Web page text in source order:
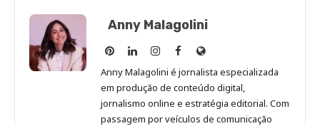
Anny Malagolini
Anny
Malagolini
no
Pinterest
Anny
Malagolini
no
LinkedIn
Anny
Malagolini
no
Instagram
Anny
Malagolini
no
Facebook
Site
de
Anny
Malagolini
Anny Malagolini é jornalista especializada
em produção de conteúdo digital,
jornalismo online e estratégia editorial. Com
passagem por veículos de comunicação